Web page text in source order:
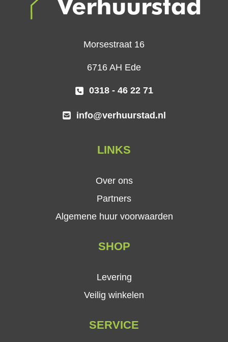
Morsestraat 16
6716 AH Ede
0318 - 46 22 71
info@verhuurstad.nl
LINKS
Over ons
Partners
Algemene huur voorwaarden
SHOP
Levering
Veilig winkelen
SERVICE